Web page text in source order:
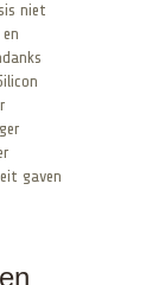
niet
gaven